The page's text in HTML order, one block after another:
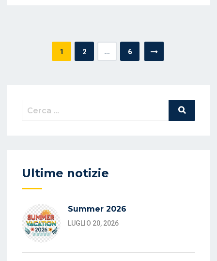
Navigazione
1 2 … 6
Cerca: Cerca
Ultime notizie
Summer 2026
LUGLIO 20, 2026